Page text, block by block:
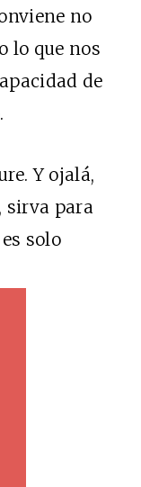
no
lo que nos
de
Y ojalá,
sirva para
solo